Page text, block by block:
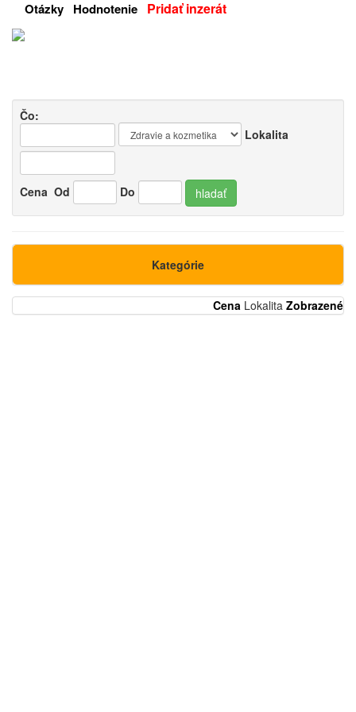
Otázky Hodnotenie Pridať inzerát
Čo:
Lokalita
Cena Od Do hladať
Kategórie
Cena Lokalita Zobrazené